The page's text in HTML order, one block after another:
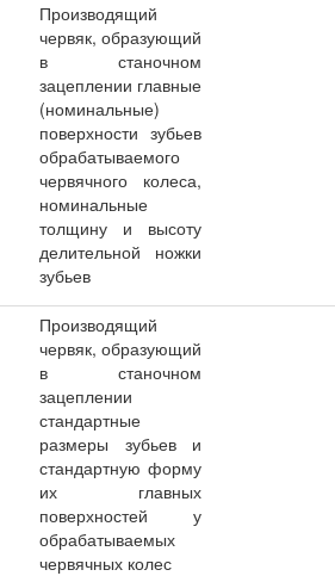
Производящий
червяк, образующий
в станочном
зацеплении главные
(номинальные)
поверхности зубьев
обрабатываемого
червячного колеса,
номинальные
толщину и высоту
делительной ножки
зубьев
Производящий
червяк, образующий
в станочном
зацеплении
стандартные
размеры зубьев и
стандартную форму
их главных
поверхностей у
обрабатываемых
червячных колес